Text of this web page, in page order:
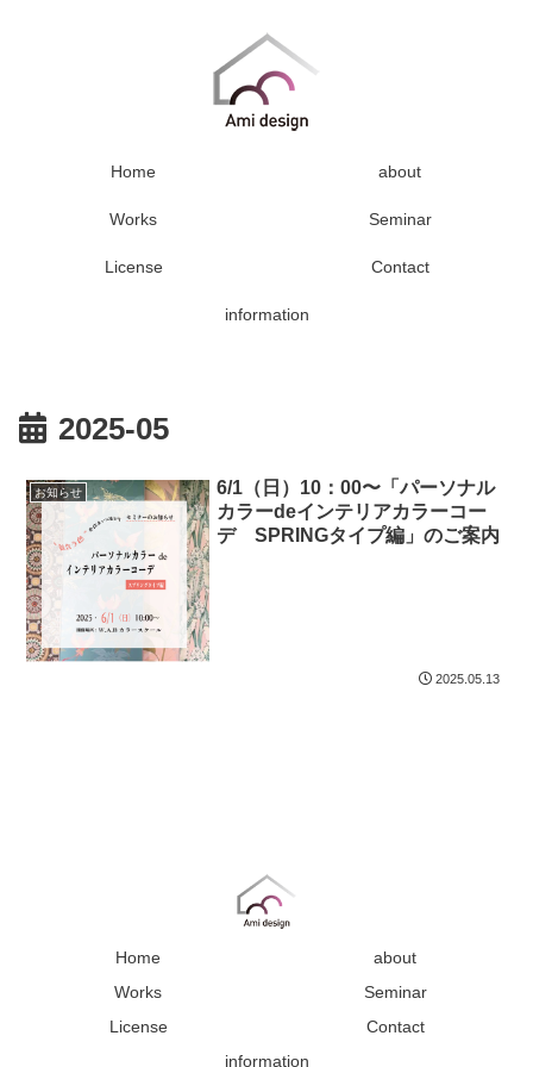
Home about
Works Seminar
License Contact
information
2025-05
お知らせ
6/1（日）10：00〜「パーソナル
カラーdeインテリアカラーコー
デ SPRINGタイプ編」のご案内
2025.05.13
Home
about
Works
Seminar
License
Contact
information